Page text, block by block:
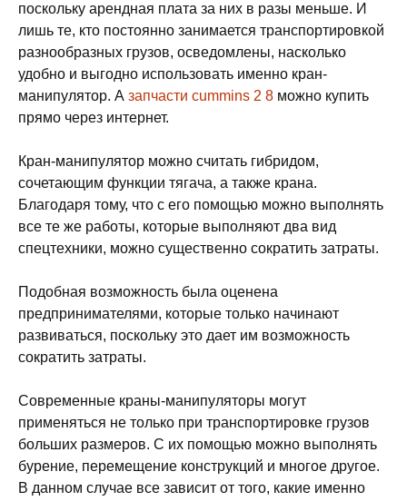
поскольку арендная плата за них в разы меньше. И
лишь те, кто постоянно занимается транспортировкой
разнообразных грузов, осведомлены, насколько
удобно и выгодно использовать именно кран-
манипулятор. А запчасти cummins 2 8 можно купить
прямо через интернет.
Кран-манипулятор можно считать гибридом,
сочетающим функции тягача, а также крана.
Благодаря тому, что с его помощью можно выполнять
все те же работы, которые выполняют два вид
спецтехники, можно существенно сократить затраты.
Подобная возможность была оценена
предпринимателями, которые только начинают
развиваться, поскольку это дает им возможность
сократить затраты.
Современные краны-манипуляторы могут
применяться не только при транспортировке грузов
больших размеров. С их помощью можно выполнять
бурение, перемещение конструкций и многое другое.
В данном случае все зависит от того, какие именно